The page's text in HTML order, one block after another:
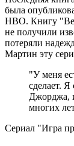
была
HBO. Книгу
не получили
потеряли
Мартин эту
"У меня
сделает.
Джорджа,
многих
Сериал "Игра